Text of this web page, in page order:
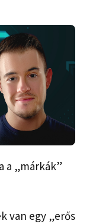
a „márkák”
van egy „erős